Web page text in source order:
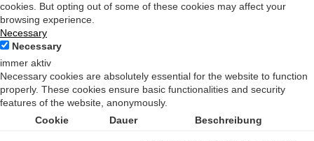
cookies. But opting out of some of these cookies may affect your
browsing experience.
Necessary
Necessary
immer aktiv
Necessary cookies are absolutely essential for the website to function
properly. These cookies ensure basic functionalities and security
features of the website, anonymously.
Cookie
Dauer Beschreibung